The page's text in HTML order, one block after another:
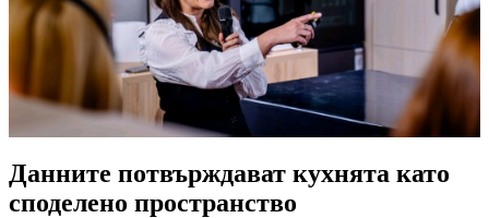
Данните потвърждават кухнята като
споделено пространство